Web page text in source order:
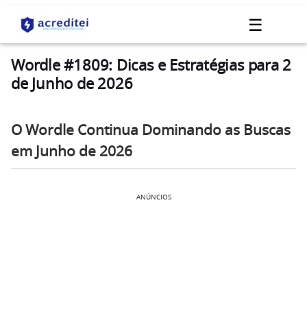
☰
Wordle #1809: Dicas e Estratégias para 2
de Junho de 2026
O Wordle Continua Dominando as Buscas
em Junho de 2026
ANÚNCIOS